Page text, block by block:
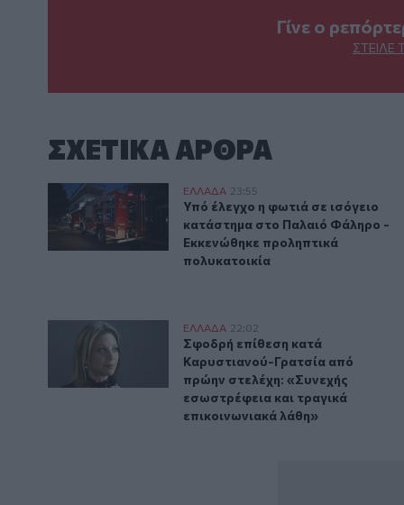
Γίνε ο
ΣΤΕΊΛΕ
ΣΧΕΤΙΚA AΡΘΡΑ
Υπό έλεγχο η φωτιά σε ισόγειο κατάστημα στο
ΕΛΛAΔΑ 23:55
Υπό έλεγχο η φωτιά σε ισόγειο
Υπό έλεγχο η φωτιά σε ισόγειο
κατάστημα στο Παλαιό Φάληρο -
Εκκενώθηκε προληπτικά
πολυκατοικία
Σφοδρή επίθεση κατά Καρυστιανού-Γρατσία από
ΕΛΛAΔΑ 22:02
Σφοδρή επίθεση κατά
Σφοδρή επίθεση κατά
Καρυστιανού-Γρατσία από
πρώην στελέχη: «Συνεχής
εσωστρέφεια και τραγικά
επικοινωνιακά λάθη»